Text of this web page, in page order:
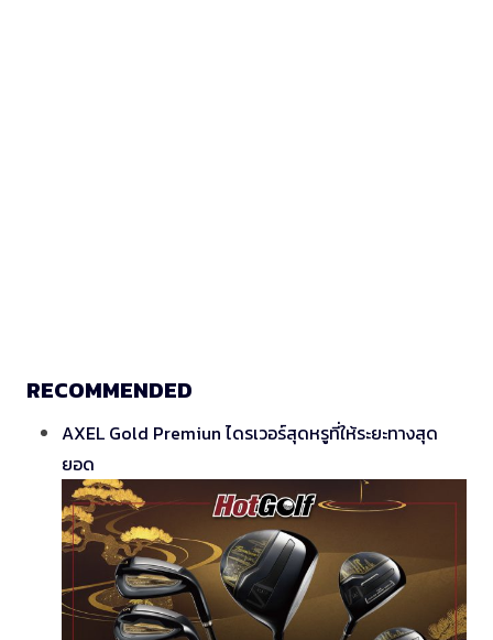
RECOMMENDED
AXEL Gold Premiun ไดรเวอร์สุดหรูที่ให้ระยะทางสุด
ยอด